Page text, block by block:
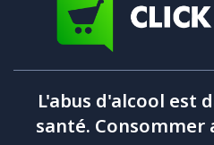
L'abus d'alcool est
santé. Consommer